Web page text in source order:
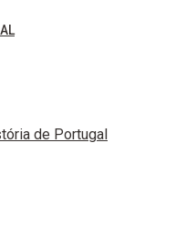
de Portugal